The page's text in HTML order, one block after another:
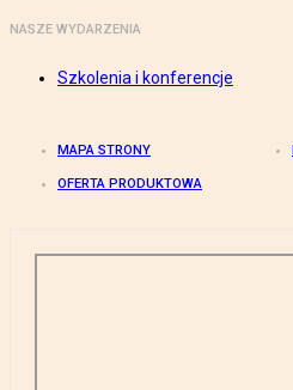
NASZE WYDARZENIA
Szkolenia i konferencje
MAPA STRONY
OFERTA PRODUKTOWA